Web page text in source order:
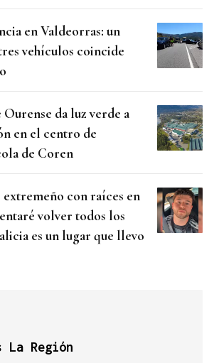
en Valdeorras: un
vehículos coincide
da luz verde a
en el centro de
de Coren
extremeño con raíces en
volver todos los
es un lugar que llevo
La Región